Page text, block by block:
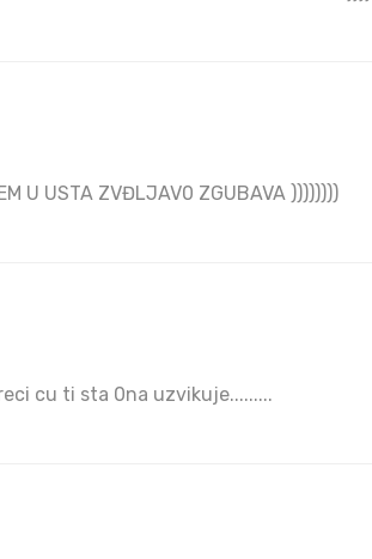
U USTA ZVĐLJAV0 ZGUBAVA ))))))))
cu ti sta 0na uzvikuje.........